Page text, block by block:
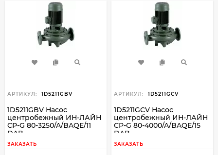
АРТИКУЛ: 1D5211GBV
1D5211GBV Насос
центробежный ИН-ЛАЙН
CP-G 80-3250/A/BAQE/11
DAB
ЗАКАЗАТЬ
АРТИКУЛ: 1D5211GCV
1D5211GCV Насос
центробежный ИН-ЛАЙН
CP-G 80-4000/A/BAQE/15
DAB
ЗАКАЗАТЬ